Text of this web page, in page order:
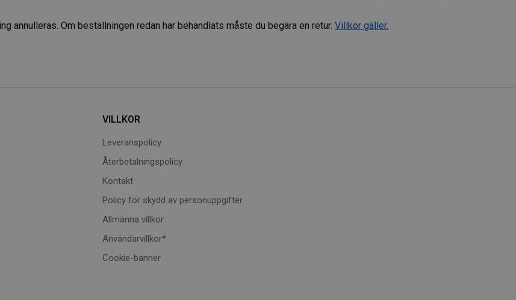
annulleras. Om beställningen redan har behandlats måste du begära en retur. Villkor gäller.
VILLKOR
Leveranspolicy
Återbetalningspolicy
Kontakt
Policy för skydd av personuppgifter
Allmänna villkor
Användarvillkor*
Cookie-banner